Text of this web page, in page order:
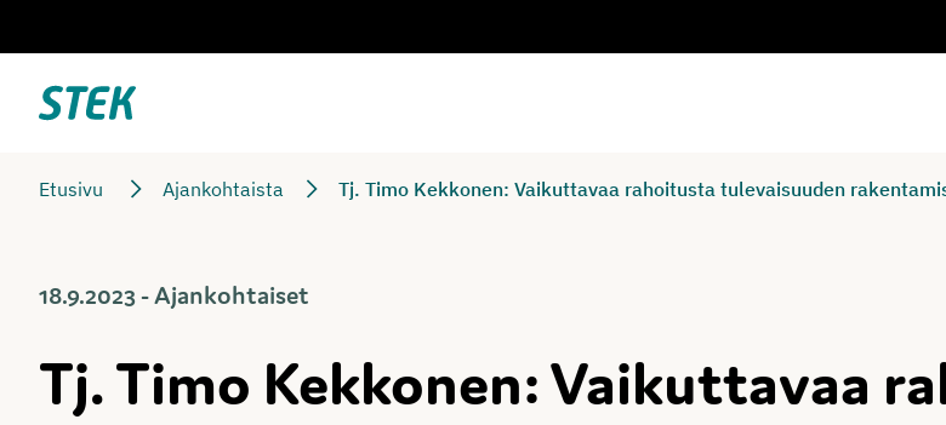
suoraan
sisältöön
Stek
Etusivu Ajankohtaista Tj. Timo Kekkonen: Vaikuttavaa rahoitusta tulevaisuuden
18.9.2023 - Ajankohtaiset
Tj. Timo Kekkonen: Vaikuttavaa